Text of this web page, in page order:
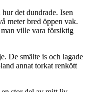
det dundrade. Isen
meter bred öppen vak.
man ville vara försiktig
De smälte is och lagade
annat torkat renkött